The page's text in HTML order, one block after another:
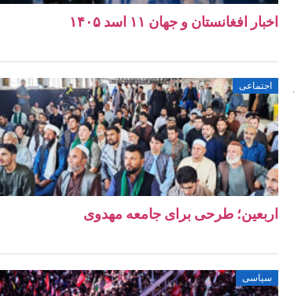
اخبار افغانستان و جهان ۱۱ اسد ۱۴۰۵
اجتماعی
اربعین؛ طرحی برای جامعه مهدوی
سیاسی